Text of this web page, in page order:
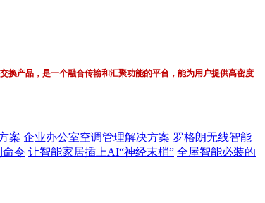
换产品，是一个融合传输和汇聚功能的平台，能为用户提供高密度
案 企业办公室空调管理解决方案 罗格朗无线智能
令 让智能家居插上AI“神经末梢” 全屋智能必装的